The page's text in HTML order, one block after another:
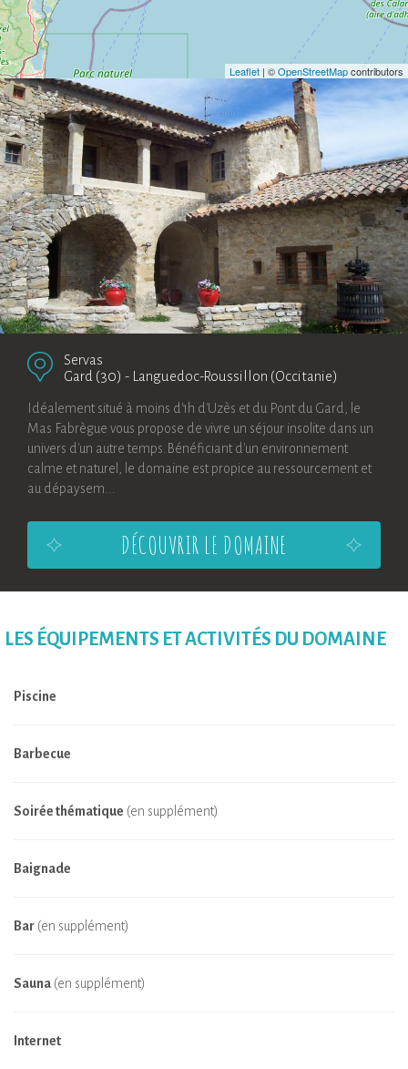
Leaflet | ©OpenStreetMapcontributors
Servas
Gard (30) - Languedoc-Roussillon (Occitanie)
Idéalement situé à moins d'1h d'Uzès et du Pont du Gard, le
Mas Fabrègue vous propose de vivre un séjour insolite dans un
univers d'un autre temps.Bénéficiant d'un environnement
calme et naturel, le domaine est propice au ressourcement et
au dépaysem...
DÉCOUVRIR LE DOMAINE
LES ÉQUIPEMENTS ET ACTIVITÉS DU DOMAINE
Piscine
Barbecue
Soirée thématique (en supplément)
Baignade
Bar (en supplément)
Sauna (en supplément)
Internet